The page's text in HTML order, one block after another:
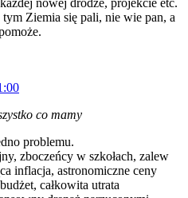
nowej drodze, projekcie etc.
Ziemia się pali, nie wie pan, a
co mamy
problemu.
zboczeńcy w szkołach, zalew
inflacja, astronomiczne ceny
całkowita utrata